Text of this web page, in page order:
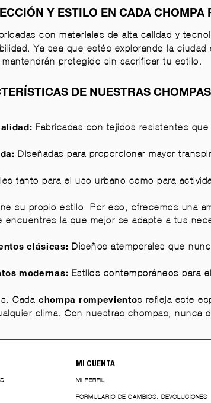
Y ESTILO EN CADA CHOMPA
con materiales de alta calidad y
Ya sea que estés explorando la
mantendrán protegido sin sacrificar tu estilo.
DE NUESTRAS
Fabricadas con tejidos resistentes
Diseñadas para proporcionar mayor
tanto para el uso urbano como para
su propio estilo. Por eso, ofrecemos una
encuentres la que mejor se adapte a tus
clásicas: Diseños atemporales que
modernas: Estilos contemporáneos para
Cada chompa rompevientos refleja este
clima. Con nuestras chompas, nunca
MI CUENTA
MI PERFIL
FORMULARIO DE CAMBIOS, DEVOLUCIONES